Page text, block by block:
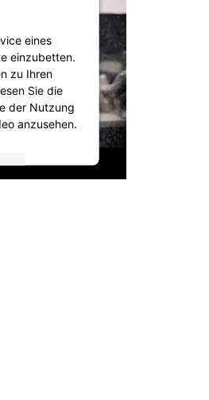
eines
einzubetten.
zu Ihren
Sie die
der Nutzung
anzusehen.